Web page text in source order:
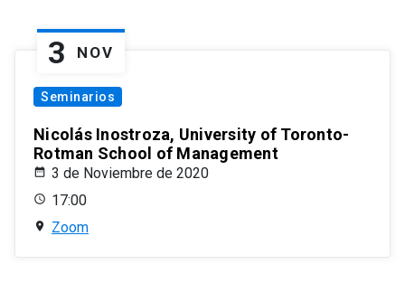
3 NOV
Seminarios
Nicolás Inostroza, University of Toronto-
Rotman School of Management
3 de Noviembre de 2020
17:00
Zoom